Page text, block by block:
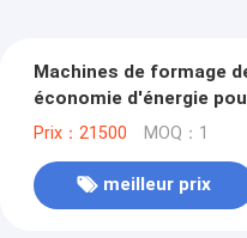
Machines de formage
économie d'énergie
froides
Prix：21500 MOQ：1
meilleur prix